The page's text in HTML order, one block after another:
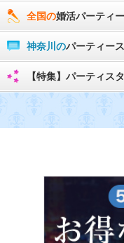
全国の婚活パーティ
神奈川のパーティー
【特集】パーティス